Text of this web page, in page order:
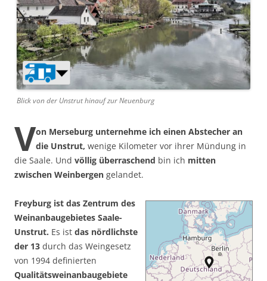
Blick von der Unstrut hinauf zur Neuenburg
Von Merseburg unternehme ich einen Abstecher an
die Unstrut, wenige Kilometer vor ihrer Mündung in
die Saale. Und völlig überraschend bin ich mitten
zwischen Weinbergen gelandet.
Freyburg ist das Zentrum des
Weinanbaugebietes Saale-
Unstrut. Es ist das nördlichste
der 13 durch das Weingesetz
von 1994 definierten
Qualitätsweinanbaugebiete